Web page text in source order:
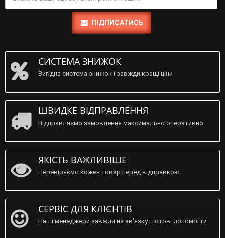
ПІДПИСАТИСЬ
СИСТЕМА ЗНИЖОК
Вигідна система знижок і завжди кращі ціни
ШВИДКЕ ВІДПРАВЛЕННЯ
Відправляємо замовлення максимально оперативно
ЯКІСТЬ ВАЖЛИВІШЕ
Перевіряємо кожен товар перед відправкою
СЕРВІС ДЛЯ КЛІЄНТІВ
Наші менеджери завжди на зв'язку і готові допомогти